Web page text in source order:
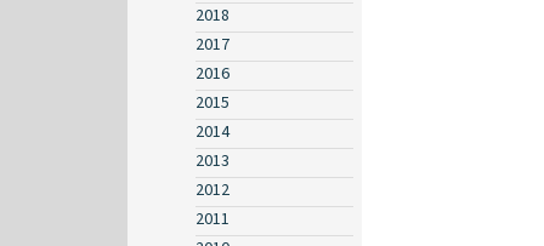
2018
2017
2016
2015
2014
2013
2012
2011